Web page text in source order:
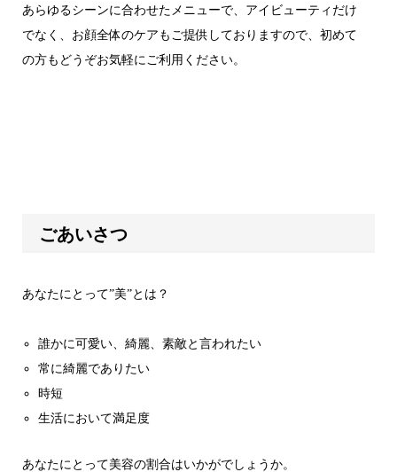
あらゆるシーンに合わせたメニューで、アイビューティだけ
でなく、お顔全体のケアもご提供しておりますので、初めて
の方もどうぞお気軽にご利用ください。
ごあいさつ
あなたにとって”美”とは？
誰かに可愛い、綺麗、素敵と言われたい
常に綺麗でありたい
時短
生活において満足度
あなたにとって美容の割合はいかがでしょうか。